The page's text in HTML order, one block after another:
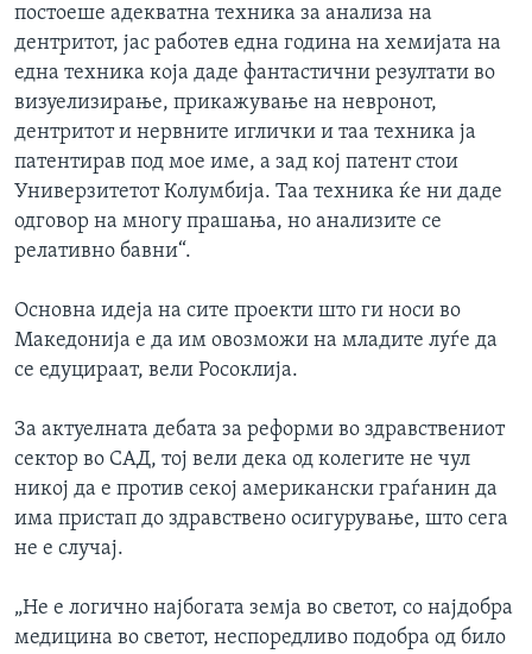
постоеше адекватна техника за анализа на
дентритот, јас работев една година на хемијата на
една техника која даде фантастични резултати во
визуелизирање, прикажување на невронот,
дентритот и нервните иглички и таа техника ја
патентирав под мое име, а зад кој патент стои
Универзитетот Колумбија. Таа техника ќе ни даде
одговор на многу прашања, но анализите се
релативно бавни“.
Основна идеја на сите проекти што ги носи во
Македонија е да им овозможи на младите луѓе да
се едуцираат, вели Росоклија.
За актуелната дебата за реформи во здравствениот
сектор во САД, тој вели дека од колегите не чул
никој да е против секој американски граѓанин да
има пристап до здравствено осигурување, што сега
не е случај.
„Не е логично најбогата земја во светот, со најдобра
медицина во светот, неспоредливо подобра од било